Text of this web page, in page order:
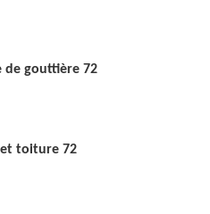
de gouttière 72
toiture 72